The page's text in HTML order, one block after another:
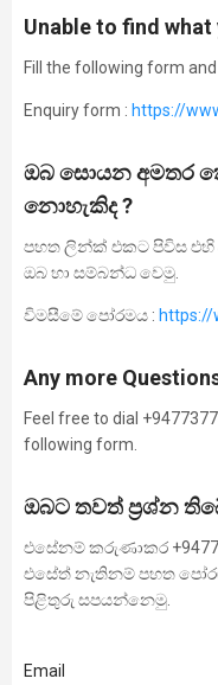
Unable to find
Fill the following form
Enquiry form : https://
ඔබ සොයන අමතර
නොහැකිද ?
පහත ලින්ක් එකට පිවිස
ඔබ හා සම්බන්ධ වෙමු.
විමසීමේ පෝරමය : https://
Any more
Feel free to dial
following form.
ඔබට තවත් ප්‍රශ්න
එසේනම් කරුණාකර
එසේත් නැතිනම් පහත
පිළිතුරු සපයන්නෙමු.
Email